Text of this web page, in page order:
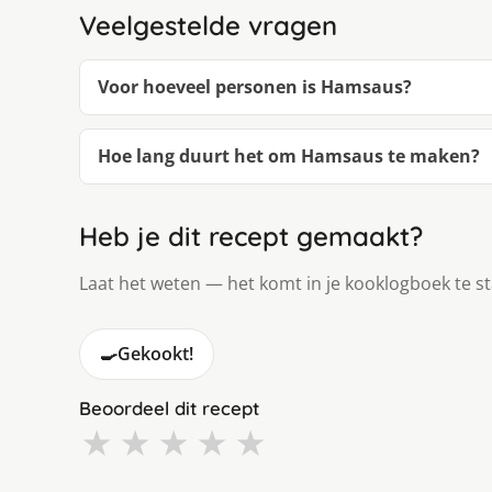
Veelgestelde vragen
Voor hoeveel personen is Hamsaus?
Hoe lang duurt het om Hamsaus te maken?
Heb je dit recept gemaakt?
Laat het weten — het komt in je kooklogboek te
🍳Gekookt!
Beoordeel dit recept
★ ★ ★ ★ ★